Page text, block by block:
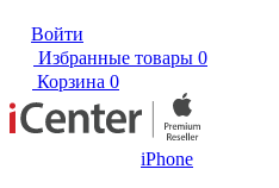
Войти
Избранные товары 0
Корзина 0
iPhone